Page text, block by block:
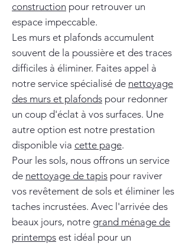
construction pour retrouver un
espace impeccable.
Les murs et plafonds accumulent
souvent de la poussière et des traces
difficiles à éliminer. Faites appel à
notre service spécialisé de nettoyage
des murs et plafonds pour redonner
un coup d'éclat à vos surfaces. Une
autre option est notre prestation
disponible via cette page.
Pour les sols, nous offrons un service
de nettoyage de tapis pour raviver
vos revêtement de sols et éliminer les
taches incrustées. Avec l'arrivée des
beaux jours, notre grand ménage de
printemps est idéal pour un